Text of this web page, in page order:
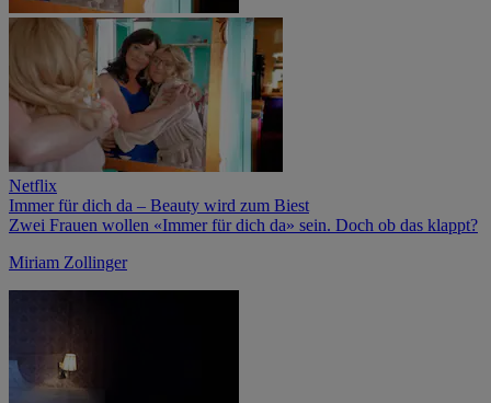
Netflix
Immer für dich da – Beauty wird zum Biest
Zwei Frauen wollen «Immer für dich da» sein. Doch ob das klappt?
Miriam Zollinger